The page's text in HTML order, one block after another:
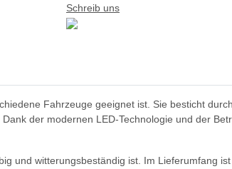
Schreib uns
Fahrzeuge geeignet ist. Sie besticht
der modernen LED-Technologie und der
und witterungsbeständig ist. Im Lieferumfang